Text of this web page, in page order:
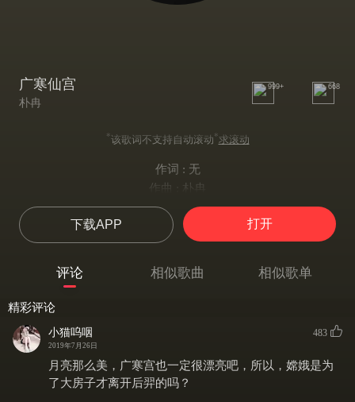
广寒仙宫
朴冉
999+ 668
*该歌词不支持自动滚动*求滚动
作词 : 无
作曲 : 朴冉
编曲：朴冉
混音：李金城
母带：李金城
下载APP 打开
评论 相似歌曲 相似歌单
精彩评论
小猫呜咽
2019年7月26日
483
月亮那么美，广寒宫也一定很漂亮吧，所以，嫦娥是为
了大房子才离开后羿的吗？